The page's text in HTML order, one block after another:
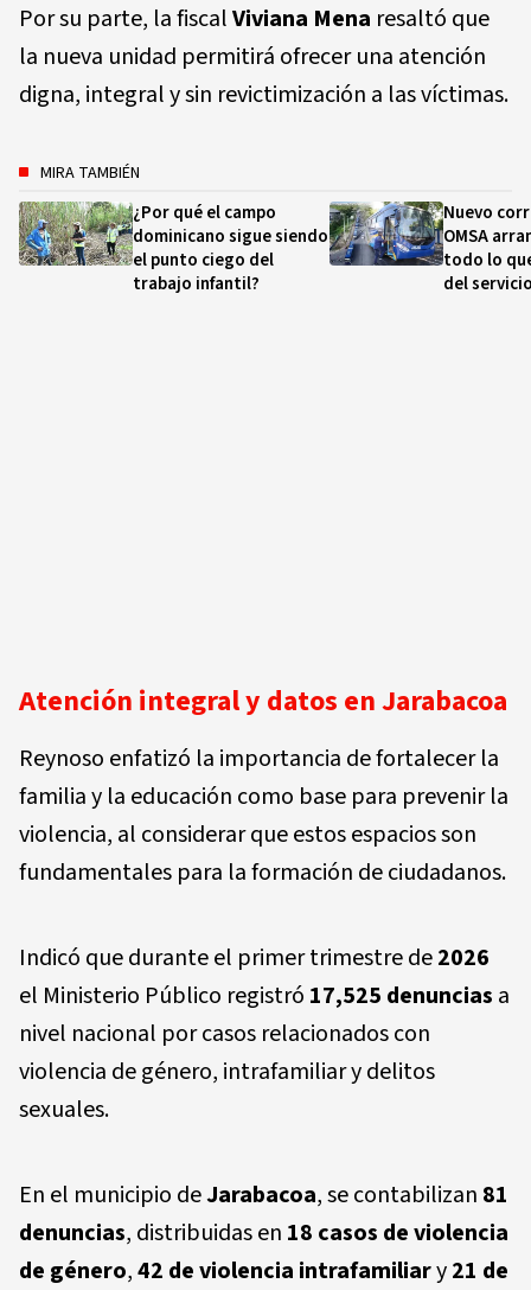
Por su parte, la fiscalViviana Mena resaltó que
la nueva unidad permitirá ofrecer una atención
digna, integral y sin revictimización a las víctimas.
MIRA TAMBIÉN
¿Por qué el campo
dominicano sigue siendo
el punto ciego del
trabajo infantil?
Nuevo
OMSA
todo lo
del
Atención integral y datos en Jarabacoa
Reynoso enfatizó la importancia de fortalecer la
familia y la educación como base para prevenir la
violencia, al considerar que estos espacios son
fundamentales para la formación de ciudadanos.
Indicó que durante el primer trimestre de2026
el Ministerio Público registró 17,525 denuncias a
nivel nacional por casos relacionados con
violencia de género, intrafamiliar y delitos
sexuales.
En el municipio deJarabacoa, se contabilizan 81
denuncias, distribuidas en 18 casos de violencia
de género,42 de violencia intrafamiliary21 de